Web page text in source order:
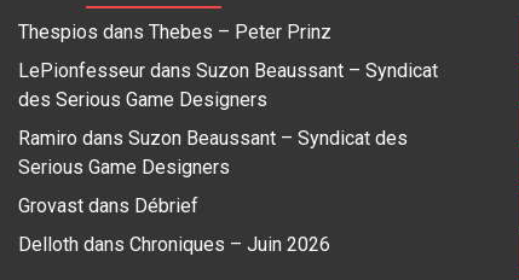
Thespios dans Thebes – Peter Prinz
LePionfesseur dans Suzon Beaussant – Syndicat
des Serious Game Designers
Ramiro dans Suzon Beaussant – Syndicat des
Serious Game Designers
Grovast dans Débrief
Delloth dans Chroniques – Juin 2026